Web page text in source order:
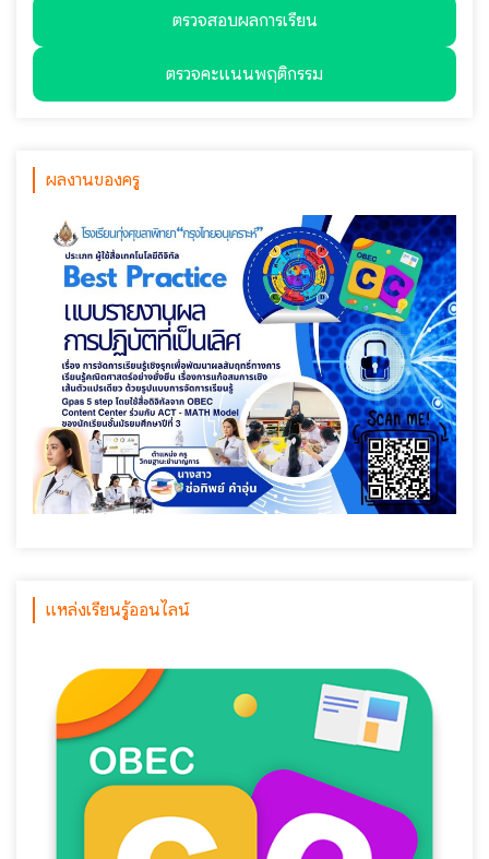
ตรวจสอบผลการเรียน
ตรวจคะแนนพฤติกรรม
ผลงานของครู
แหล่งเรียนรู้ออนไลน์